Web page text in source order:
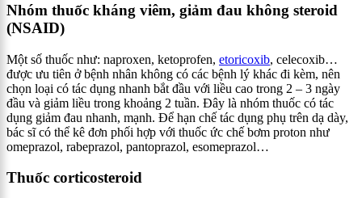
Nhóm thuốc kháng viêm, giảm đau không steroid
(NSAID)
Một số thuốc như: naproxen, ketoprofen, etoricoxib, celecoxib…
được ưu tiên ở bệnh nhân không có các bệnh lý khác đi kèm, nên
chọn loại có tác dụng nhanh bắt đầu với liều cao trong 2 – 3 ngày
đầu và giảm liều trong khoảng 2 tuần. Đây là nhóm thuốc có tác
dụng giảm đau nhanh, mạnh. Để hạn chế tác dụng phụ trên dạ dày,
bác sĩ có thể kê đơn phối hợp với thuốc ức chế bơm proton như
omeprazol, rabeprazol, pantoprazol, esomeprazol…
Thuốc corticosteroid